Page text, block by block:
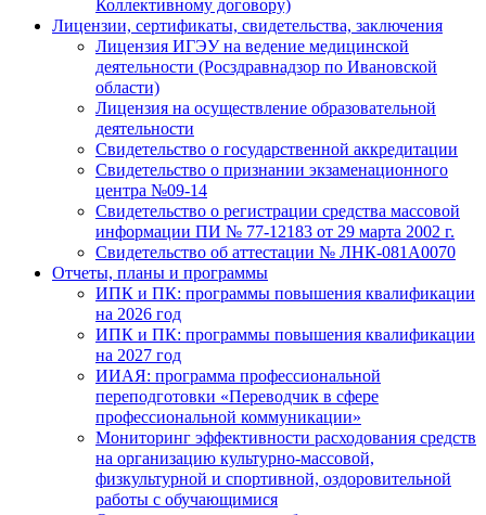
Коллективному договору)
Лицензии, сертификаты, свидетельства, заключения
Лицензия ИГЭУ на ведение медицинской
деятельности (Росздравнадзор по Ивановской
области)
Лицензия на осуществление образовательной
деятельности
Свидетельство о государственной аккредитации
Свидетельство о признании экзаменационного
центра №09-14
Свидетельство о регистрации средства массовой
информации ПИ № 77-12183 от 29 марта 2002 г.
Свидетельство об аттестации № ЛНК-081А0070
Отчеты, планы и программы
ИПК и ПК: программы повышения квалификации
на 2026 год
ИПК и ПК: программы повышения квалификации
на 2027 год
ИИАЯ: программа профессиональной
переподготовки «Переводчик в сфере
профессиональной коммуникации»
Мониторинг эффективности расходования средств
на организацию культурно-массовой,
физкультурной и спортивной, оздоровительной
работы с обучающимися